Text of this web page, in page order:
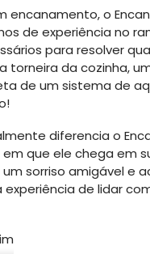
o
de experiência no
para resolver
torneira da cozinha,
de um sistema de
diferencia o
que ele chega em
sorriso amigável e
de lidar